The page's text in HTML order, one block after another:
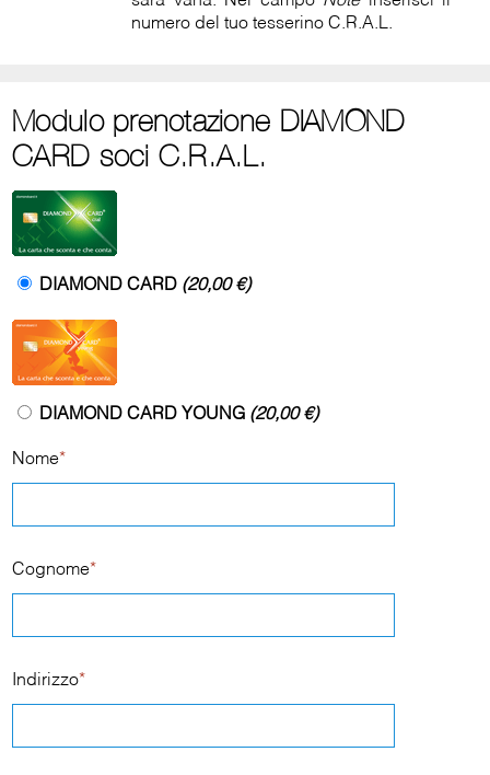
numero del tuo tesserino C.R.A.L.
Modulo prenotazione DIAMOND
CARD soci C.R.A.L.
DIAMOND CARD (20,00 €)
DIAMOND CARD YOUNG (20,00 €)
Nome*
Cognome*
Indirizzo*